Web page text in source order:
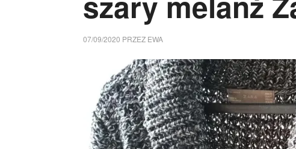
07/09/2020 PRZEZ EWA